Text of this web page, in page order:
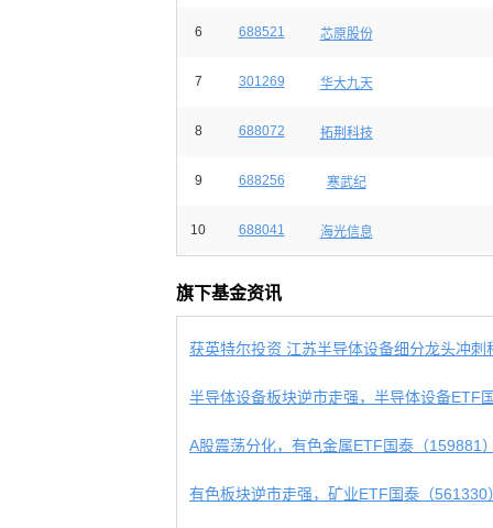
6 688521 芯原股份
7 301269 华大九天
8 688072 拓荆科技
9 688256 寒武纪
10 688041 海光信息
旗下基金资讯
获英特尔投资 江苏半导体设备细分龙头冲刺